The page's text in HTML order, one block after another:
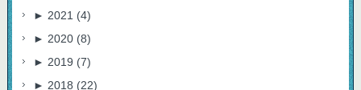
►2021 (4)
►2020 (8)
►2019 (7)
►2018 (22)